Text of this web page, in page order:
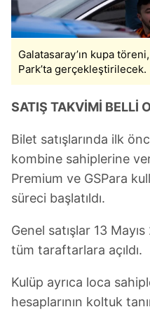
almak için lütfentıklayınız.
Galatasaray’ın kupa
Park’ta gerçekleştirilecek.
SATIŞ TAKVİMİ BELLİ
Bilet satışlarında ilk
kombine sahiplerine
Premium ve GSPara
süreci başlatıldı.
Genel satışlar 13
tüm taraftarlara açıldı.
Kulüp ayrıca loca
hesaplarının koltuk